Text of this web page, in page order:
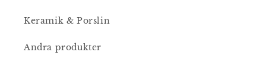
Keramik & Porslin
Andra produkter